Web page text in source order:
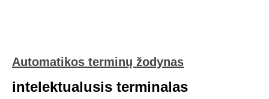
Automatikos terminų žodynas
intelektualusis terminalas